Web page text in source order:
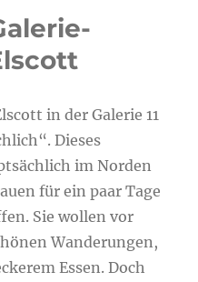
in der Galerie 11
Dieses
im Norden
für ein paar Tage
Sie wollen vor
Wanderungen,
Essen. Doch